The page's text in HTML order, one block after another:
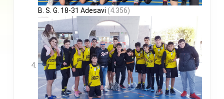
B. S. G. 18-31 Adesavi (4.356)